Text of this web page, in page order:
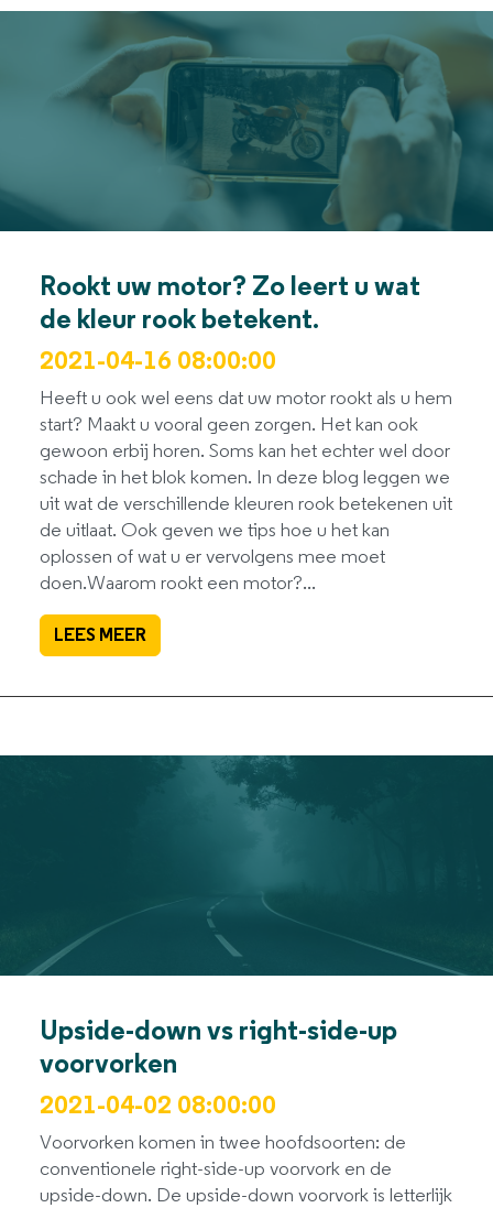
Rookt uw motor? Zo leert u wat
de kleur rook betekent.
2021-04-16 08:00:00
Heeft u ook wel eens dat uw motor rookt als u hem
start? Maakt u vooral geen zorgen. Het kan ook
gewoon erbij horen. Soms kan het echter wel door
schade in het blok komen. In deze blog leggen we
uit wat de verschillende kleuren rook betekenen uit
de uitlaat. Ook geven we tips hoe u het kan
oplossen of wat u er vervolgens mee moet
doen.Waarom rookt een motor?...
LEES MEER
Upside-down vs right-side-up
voorvorken
2021-04-02 08:00:00
Voorvorken komen in twee hoofdsoorten: de
conventionele right-side-up voorvork en de
upside-down. De upside-down voorvork is letterlijk